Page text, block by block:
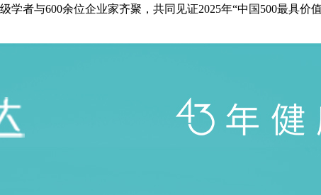
者与600余位企业家齐聚，共同见证2025年“中国500最具价